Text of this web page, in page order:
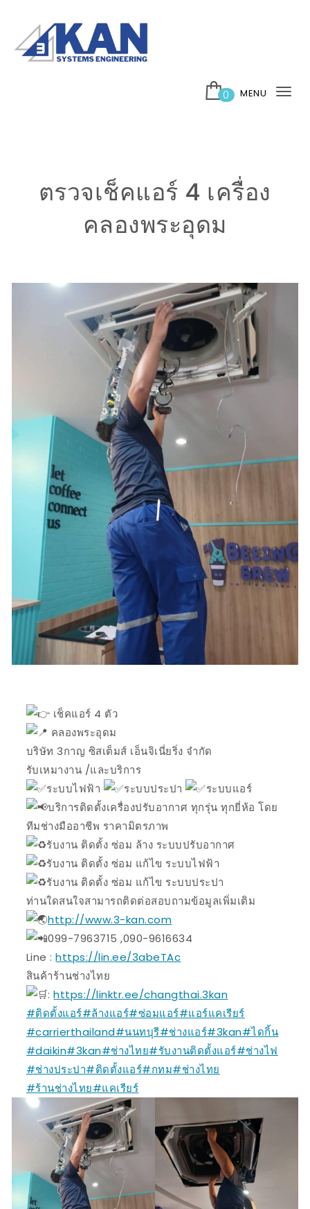
0 MENU
ตรวจเช็คแอร์ 4 เครื่อง
คลองพระอุดม
เช็คแอร์ 4 ตัว
คลองพระอุดม
บริษัท 3กาญ ซิสเต็มส์ เอ็นจิเนี่ยริ่ง จำกัด
รับเหมางาน /และบริการ
ระบบไฟฟ้า
ระบบประปา
ระบบแอร์
บริการติดตั้งเครื่องปรับอากาศ ทุกรุ่น ทุกยี่ห้อ โดย
ทีมช่างมืออาชีพ ราคามิตรภาพ
รับงาน ติดตั้ง ซ่อม ล้าง ระบบปรับอากาศ
รับงาน ติดตั้ง ซ่อม แก้ไข ระบบไฟฟ้า
รับงาน ติดตั้ง ซ่อม แก้ไข ระบบประปา
ท่านใดสนใจสามารถติดต่อสอบถามข้อมูลเพิ่มเติม
http://www.3-kan.com
099-7963715 ,090-9616634
Line :https://lin.ee/3abeTAc
สินค้าร้านช่างไทย
:https://linktr.ee/changthai.3kan
#ติดตั้งแอร์#ล้างแอร์#ซ่อมแอร์#แอร์แคเรียร์
#carrierthailand#นนทบุรี#ช่างแอร์#3kan#ไดกิ้น
#daikin#3kan#ช่างไทย#รับงานติดตั้งแอร์#ช่างไฟ
#ช่างประปา#ติดตั้งแอร์#กทม#ช่างไทย
#ร้านช่างไทย#แคเรียร์